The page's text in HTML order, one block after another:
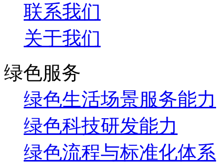
联系我们
关于我们
绿色服务
绿色生活场景服务能力
绿色科技研发能力
绿色流程与标准化体系